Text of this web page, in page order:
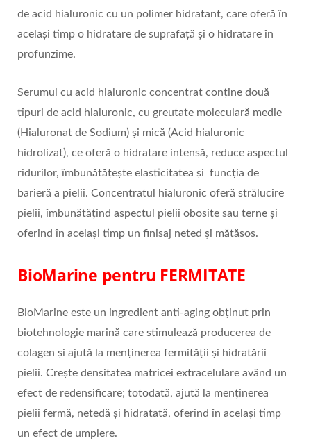
de acid hialuronic cu un polimer hidratant, care oferă în
același timp o hidratare de suprafață și o hidratare în
profunzime.
Serumul cu acid hialuronic concentrat conține două
tipuri de acid hialuronic, cu greutate moleculară medie
(Hialuronat de Sodium) și mică (Acid hialuronic
hidrolizat), ce oferă o hidratare intensă, reduce aspectul
ridurilor, îmbunătățește elasticitatea și funcția de
barieră a pielii. Concentratul hialuronic oferă strălucire
pielii, îmbunătățind aspectul pielii obosite sau terne și
oferind în același timp un finisaj neted și mătăsos.
BioMarine pentru FERMITATE
BioMarine este un ingredient anti-aging obținut prin
biotehnologie marină care stimulează producerea de
colagen și ajută la menținerea fermității și hidratării
pielii. Crește densitatea matricei extracelulare având un
efect de redensificare; totodată, ajută la menținerea
pielii fermă, netedă și hidratată, oferind în același timp
un efect de umplere.